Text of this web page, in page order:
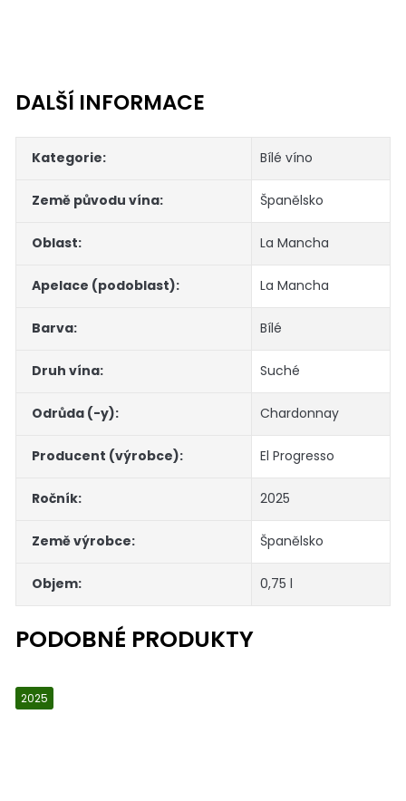
DALŠÍ INFORMACE
Kategorie: Bílé víno
Země původu vína: Španělsko
Oblast: La Mancha
Apelace (podoblast): La Mancha
Barva: Bílé
Druh vína: Suché
Odrůda (-y): Chardonnay
Producent (výrobce): El Progresso
Ročník: 2025
Země výrobce: Španělsko
Objem: 0,75 l
2025